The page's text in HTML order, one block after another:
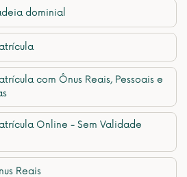
dominial
com Ônus Reais, Pessoais e
Online - Sem Validade
Reais